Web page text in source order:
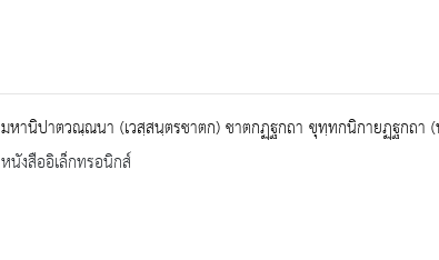
มหานิปาตวณฺณนา (เวสฺสนฺตรชาตก) ชาตกฏฺฐกถา ขุทฺทกนิกายฏฺฐกถา
หนังสืออิเล็กทรอนิกส์